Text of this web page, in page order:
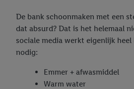
De bank schoonmaken met een
dat absurd? Dat is het helemaal
sociale media werkt eigenlijk
nodig:
Emmer + afwasmiddel
Warm water